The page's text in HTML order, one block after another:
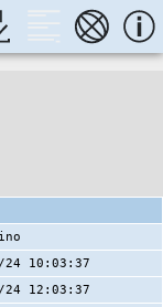
24 10:03:37
24 12:03:37